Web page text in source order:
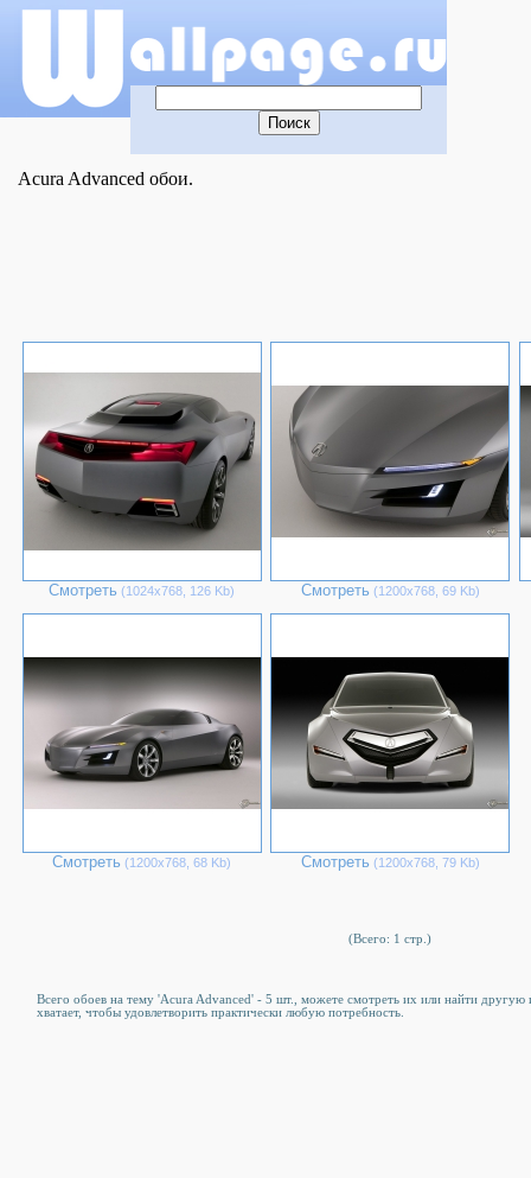
Acura Advanced обои.
Смотреть (1024х768, 126 Kb) Смотреть (1200х768, 69 Kb)
Смотреть (1200х768, 68 Kb) Смотреть (1200х768, 79 Kb)
(Всего: 1 стр.)
Всего обоев на тему 'Acura Advanced' - 5 шт., можете смотреть их или найти другую
хватает, чтобы удовлетворить практически любую потребность.